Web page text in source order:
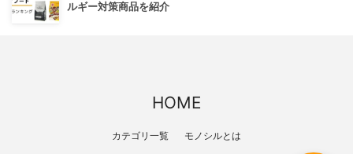
ルギー対策商品を紹介
HOME
カテゴリ一覧 モノシルとは